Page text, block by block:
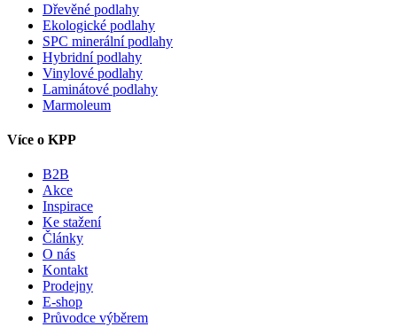
Dřevěné podlahy
Ekologické podlahy
SPC minerální podlahy
Hybridní podlahy
Vinylové podlahy
Laminátové podlahy
Marmoleum
Více o KPP
B2B
Akce
Inspirace
Ke stažení
Články
O nás
Kontakt
Prodejny
E-shop
Průvodce výběrem